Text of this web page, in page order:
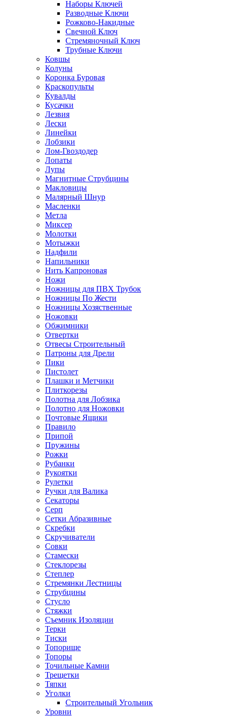
Наборы Ключей
Разводные Ключи
Рожково-Накидные
Свечной Ключ
Стремяночный Ключ
Трубные Ключи
Ковшы
Колуны
Коронка Буровая
Краскопульты
Кувалды
Кусачки
Лезвия
Лески
Линейки
Лобзики
Лом-Гвоздодер
Лопаты
Лупы
Магнитные Струбцины
Макловицы
Малярный Шнур
Масленки
Метла
Миксер
Молотки
Мотыжки
Надфили
Напильники
Нить Капроновая
Ножи
Ножницы для ПВХ Трубок
Ножницы По Жести
Ножницы Хозяственные
Ножовки
Обжимники
Отвертки
Отвесы Строительный
Патроны для Дрели
Пики
Пистолет
Плашки и Метчики
Плиткорезы
Полотна для Лобзика
Полотно для Ножовки
Почтовые Ящики
Правило
Припой
Пружины
Рожки
Рубанки
Рукоятки
Рулетки
Ручки для Валика
Секаторы
Серп
Сетки Абразивные
Скребки
Скручиватели
Совки
Стамески
Стеклорезы
Степлер
Стремянки Лестницы
Струбцины
Стусло
Стяжки
Съемник Изоляции
Терки
Тиски
Топорище
Топоры
Точильные Камни
Трещетки
Тяпки
Уголки
Строительный Угольник
Уровни